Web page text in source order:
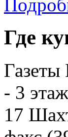
Где
Газеты
- 3
17